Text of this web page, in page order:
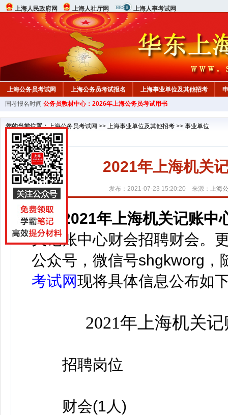
上海人民政府网 上海人社厅网 上海人事考试网
上海公务员考试网 上海公务员考试报名 上海事业单位及其他招考
行测真题 在线咨询 教材中心
国考报名时间 公务员教材中心：2026年上海公务员考试用书
您的当前位置：上海公务员考试网 >> 上海事业单位及其他招考 >> 事业单位
2021年上海机关
发布：2021-07-23 15:20:20 来源： 上海
2021年上海机关记账中心
关记账中心财会招聘财会。
公众号，微信号shgkworg，
考试网现将具体信息公布如
2021年上海机关
招聘岗位
财会(1人)